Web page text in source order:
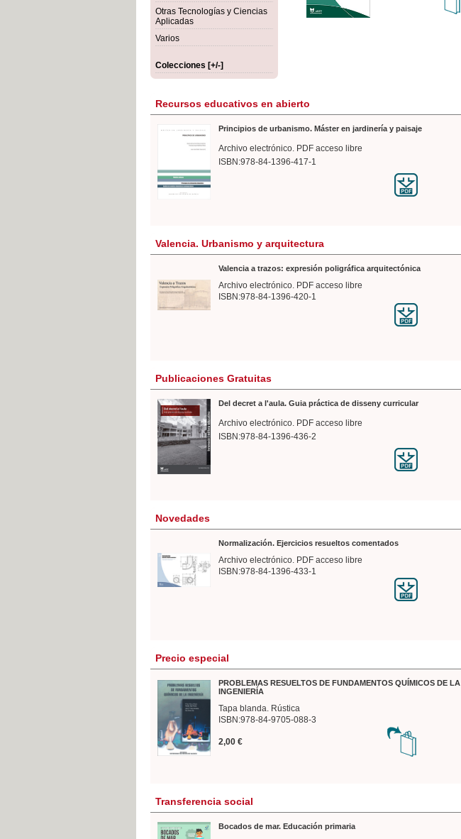
Otras Tecnologías y Ciencias
Aplicadas
Varios
Colecciones [+/-]
Recursos educativos en abierto
Principios de urbanismo. Máster en jardinería y paisaje
Archivo electrónico. PDF acceso libre
ISBN:978-84-1396-417-1
Valencia. Urbanismo y arquitectura
Valencia a trazos: expresión poligráfica arquitectónica
Archivo electrónico. PDF acceso libre
ISBN:978-84-1396-420-1
Publicaciones Gratuitas
Del decret a l'aula. Guia práctica de disseny curricular
Archivo electrónico. PDF acceso libre
ISBN:978-84-1396-436-2
Novedades
Normalización. Ejercicios resueltos comentados
Archivo electrónico. PDF acceso libre
ISBN:978-84-1396-433-1
Precio especial
PROBLEMAS RESUELTOS DE FUNDAMENTOS QUÍMICOS DE LA
INGENIERÍA
Tapa blanda. Rústica
ISBN:978-84-9705-088-3
2,00 €
Transferencia social
Bocados de mar. Educación primaria